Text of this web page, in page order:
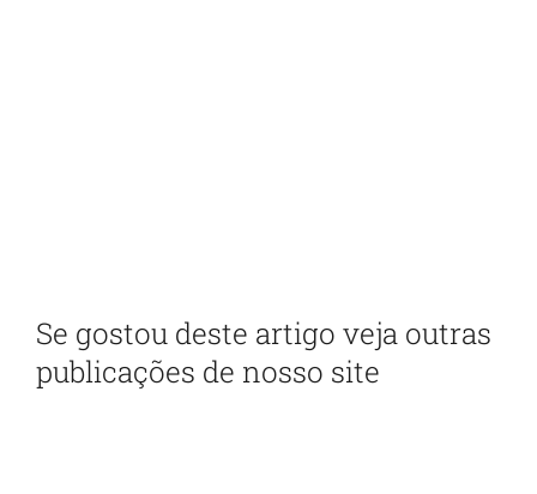
Se gostou deste artigo veja outras
publicações de nosso site